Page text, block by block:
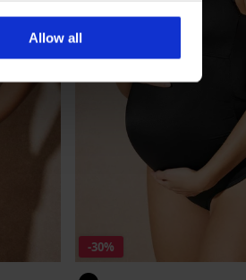
Allow all
-30%